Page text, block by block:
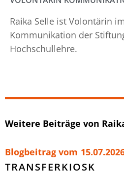
Raika Selle ist Volontärin
Kommunikation der
Hochschullehre.
Weitere Beiträge von
Blogbeitrag vom
TRANSFERKIOSK